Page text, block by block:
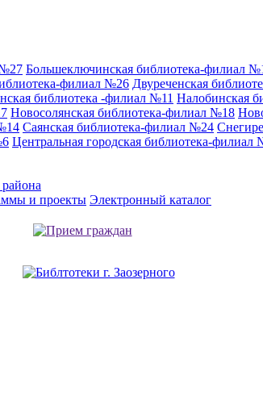
№27 Большеключинская библиотека-филиал
филиал №26 Двуреченская
библиотека -филиал №11 Налобинская
Новосолянская библиотека-филиал №18
Саянская библиотека-филиал №24
Центральная городская библиотека-филиал
и проекты Электронный каталог